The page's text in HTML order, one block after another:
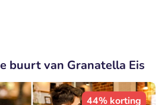
buurt van Granatella Eis
44% korting